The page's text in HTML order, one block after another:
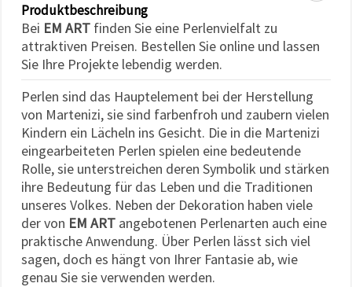
Alle
akzeptieren
Cookie-
Produktbeschreibung
Bei EM ART finden Sie eine Perlenvielfalt zu
attraktiven Preisen. Bestellen Sie online und lassen
Sie Ihre Projekte lebendig werden.
Perlen sind das Hauptelement bei der Herstellung
von Martenizi, sie sind farbenfroh und zaubern vielen
Kindern ein Lächeln ins Gesicht. Die in die Martenizi
eingearbeiteten Perlen spielen eine bedeutende
Rolle, sie unterstreichen deren Symbolik und stärken
ihre Bedeutung für das Leben und die Traditionen
unseres Volkes. Neben der Dekoration haben viele
der von EM ART angebotenen Perlenarten auch eine
praktische Anwendung. Über Perlen lässt sich viel
sagen, doch es hängt von Ihrer Fantasie ab, wie
genau Sie sie verwenden werden.